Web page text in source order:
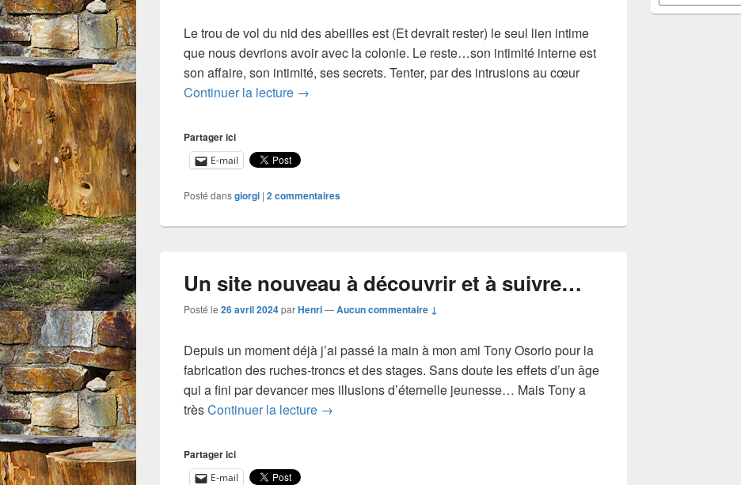
Le trou de vol du nid des abeilles est (Et devrait rester) le seul lien intime
que nous devrions avoir avec la colonie. Le reste…son intimité interne est
son affaire, son intimité, ses secrets. Tenter, par des intrusions au cœur
Continuer la lecture LE TROU DE VOL ET… SES « MYSTÈRES »
→
Partager ici
E-mail
Posté dansgiorgi | 2commentaires
Un site nouveau à découvrir et à suivre…
Posté le 26 avril 2024parHenri—Aucun commentaire ↓
Depuis un moment déjà j’ai passé la main à mon ami Tony Osorio pour la
fabrication des ruches-troncs et des stages. Sans doute les effets d’un âge
qui a fini par devancer mes illusions d’éternelle jeunesse… Mais Tony a
trèsContinuer la lecture Un site nouveau à découvrir et à suivre…
→
Partager ici
E-mail